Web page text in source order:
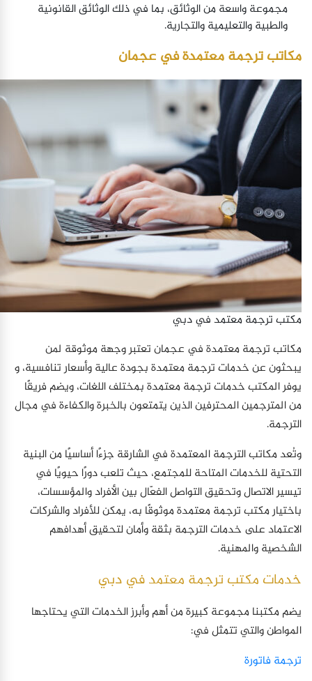
مجموعة واسعة من الوثائق، بما في ذلك الوثائق القانونية
والطبية والتعليمية والتجارية.
مكاتب ترجمة معتمدة في عجمان
مكتب ترجمة معتمد في دبي
مكاتب ترجمة معتمدة في عجمان تعتبر وجهة موثوقة لمن
يبحثون عن خدمات ترجمة معتمدة بجودة عالية وأسعار تنافسية، و
يوفر المكتب خدمات ترجمة معتمدة بمختلف اللغات، ويضم فريقًا
من المترجمين المحترفين الذين يتمتعون بالخبرة والكفاءة في مجال
الترجمة.
وتُعد مكاتب الترجمة المعتمدة في الشارقة جزءًا أساسيًا من البنية
التحتية للخدمات المتاحة للمجتمع، حيث تلعب دورًا حيويًا في
تيسير الاتصال وتحقيق التواصل الفعّال بين الأفراد والمؤسسات،
باختيار مكتب ترجمة معتمدة موثوقًا به، يمكن للأفراد والشركات
الاعتماد على خدمات الترجمة بثقة وأمان لتحقيق أهدافهم
الشخصية والمهنية.
خدمات مكتب ترجمة معتمد في دبي
يضم مكتبنا مجموعة كبيرة من أهم وأبرز الخدمات التي يحتاجها
المواطن والتي تتمثل في:
ترجمة فاتورة